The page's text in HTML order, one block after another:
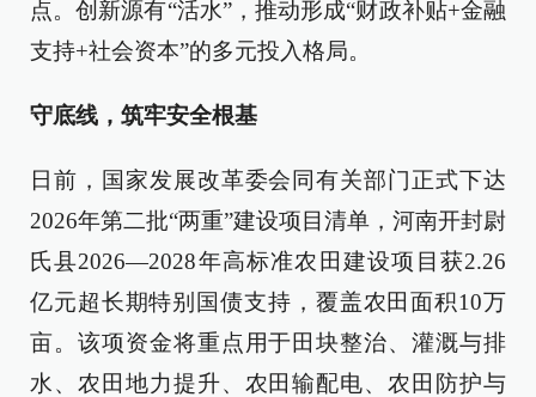
点。创新源有“活水”，推动形成“财政补贴+金融
支持+社会资本”的多元投入格局。
守底线，筑牢安全根基
日前，国家发展改革委会同有关部门正式下达
2026年第二批“两重”建设项目清单，河南开封尉
氏县2026—2028年高标准农田建设项目获2.26
亿元超长期特别国债支持，覆盖农田面积10万
亩。该项资金将重点用于田块整治、灌溉与排
水、农田地力提升、农田输配电、农田防护与